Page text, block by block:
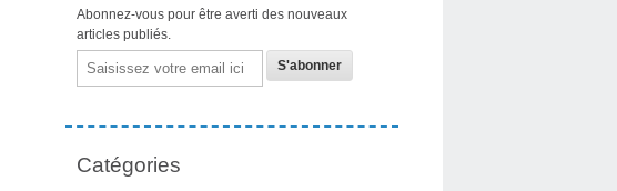
Abonnez-vous pour être averti des nouveaux
articles publiés.
Email
Catégories